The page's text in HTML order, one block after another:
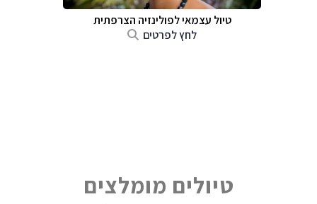
טיול עצמאי לפולינזיה הצרפתית
לחץ לפרטים
טיולים מומלצים